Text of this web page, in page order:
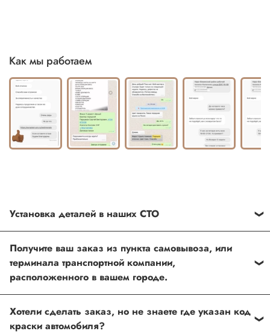
Как мы работаем
Установка деталей в наших СТО
можно установить в любом из наших установочных
центров по Москве
Получите ваш заказ из пункта самовывоза, или
терминала транспортной компании,
расположенного в вашем городе.
нашим менеджером
Хотели сделать заказ, но не знаете где указан код
краски автомобиля?